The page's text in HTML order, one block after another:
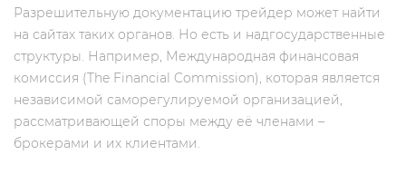
Разрешительную документацию трейдер может найти
на сайтах таких органов. Но есть и надгосударственные
структуры. Например, Международная финансовая
комиссия (The Financial Commission), которая является
независимой саморегулируемой организацией,
рассматривающей споры между её членами –
брокерами и их клиентами.